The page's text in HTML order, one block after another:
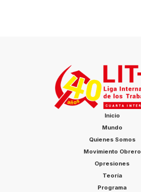
Inicio
Mundo
Quienes Somos
Movimiento Obrero
Opresiones
Teoría
Programa